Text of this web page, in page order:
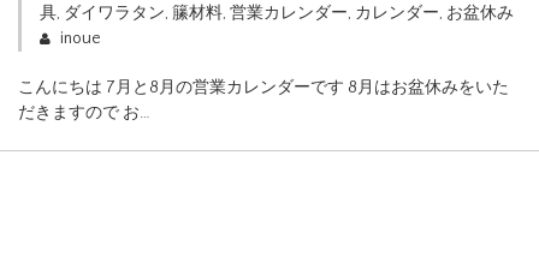
具, ダイワラタン, 籘材料, 営業カレンダー, カレンダー, お盆休み
inoue
こんにちは 7月と8月の営業カレンダーです 8月はお盆休みをいた
だきますので お…